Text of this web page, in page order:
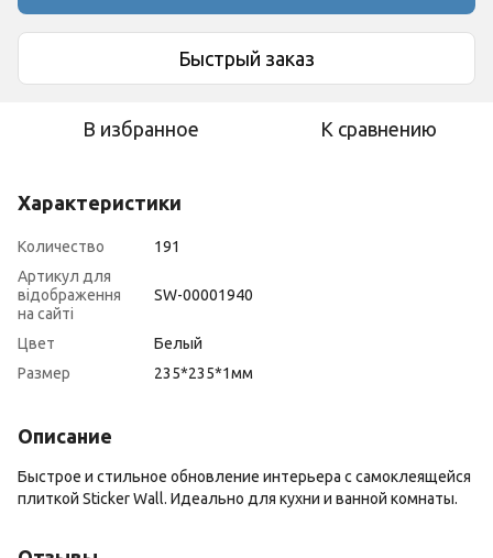
Быстрый заказ
В избранное К сравнению
Характеристики
Количество
191
Артикул для
відображення
на сайті
SW-00001940
Цвет
Белый
Размер
235*235*1мм
Описание
Быстрое и стильное обновление интерьера с самоклеящейся
плиткой Sticker Wall. Идеально для кухни и ванной комнаты.